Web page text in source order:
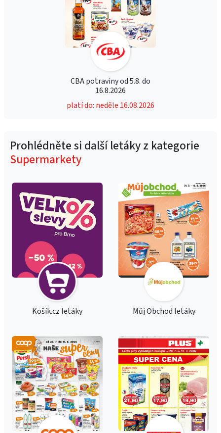
CBA potraviny od 5.8. do
16.8.2026
platí do: neděle 16.08.2026
Prohlédněte si další letáky z kategorie
Supermarkety
Košík.cz letáky Můj Obchod letáky